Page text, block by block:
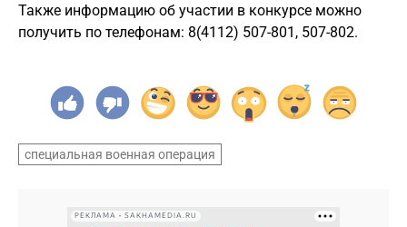
Также информацию об участии в конкурсе можно
получить по телефонам: 8(4112) 507-801, 507-802.
специальная военная операция
РЕКЛАМА • SAKHAMEDIA.RU